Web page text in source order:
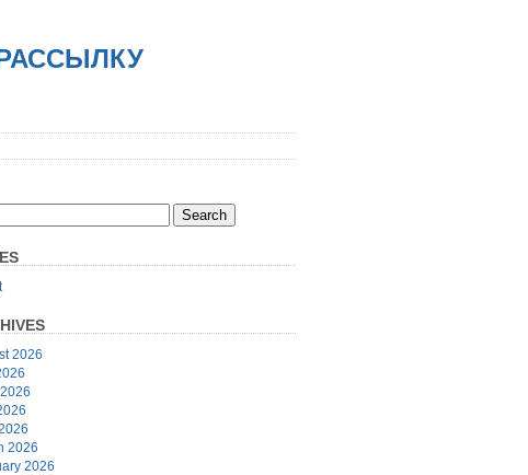
2026
2026
2026